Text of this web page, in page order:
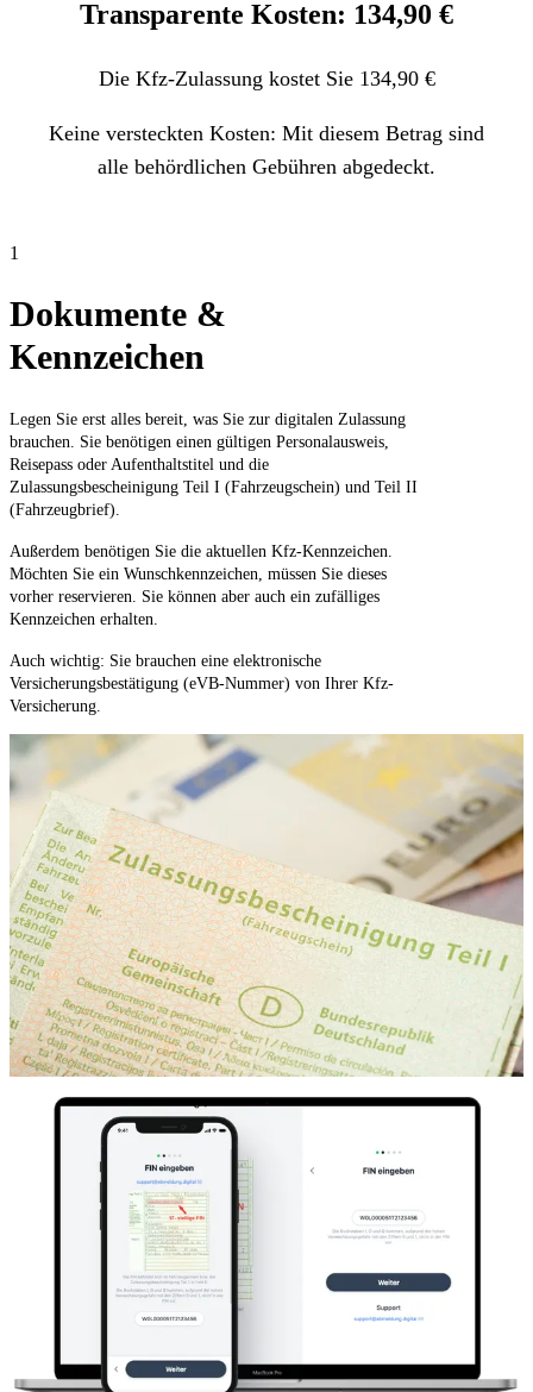
Transparente Kosten: 134,90 €
Die Kfz-Zulassung kostet Sie 134,90 €
Keine versteckten Kosten: Mit diesem Betrag sind
alle behördlichen Gebühren abgedeckt.
1
Dokumente &
Kennzeichen
Legen Sie erst alles bereit, was Sie zur digitalen Zulassung
brauchen. Sie benötigen einen gültigen Personalausweis,
Reisepass oder Aufenthaltstitel und die
Zulassungsbescheinigung Teil I (Fahrzeugschein) und Teil II
(Fahrzeugbrief).
Außerdem benötigen Sie die aktuellen Kfz-Kennzeichen.
Möchten Sie ein Wunschkennzeichen, müssen Sie dieses
vorher reservieren. Sie können aber auch ein zufälliges
Kennzeichen erhalten.
Auch wichtig: Sie brauchen eine elektronische
Versicherungsbestätigung (eVB-Nummer) von Ihrer Kfz-
Versicherung.